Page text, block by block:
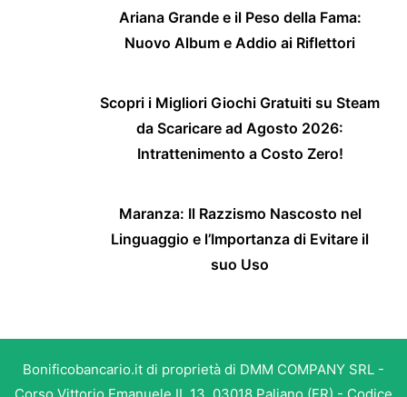
Ariana Grande e il Peso della Fama:
Nuovo Album e Addio ai Riflettori
Scopri i Migliori Giochi Gratuiti su Steam
da Scaricare ad Agosto 2026:
Intrattenimento a Costo Zero!
Maranza: Il Razzismo Nascosto nel
Linguaggio e l’Importanza di Evitare il
suo Uso
Bonificobancario.it di proprietà di DMM COMPANY SRL -